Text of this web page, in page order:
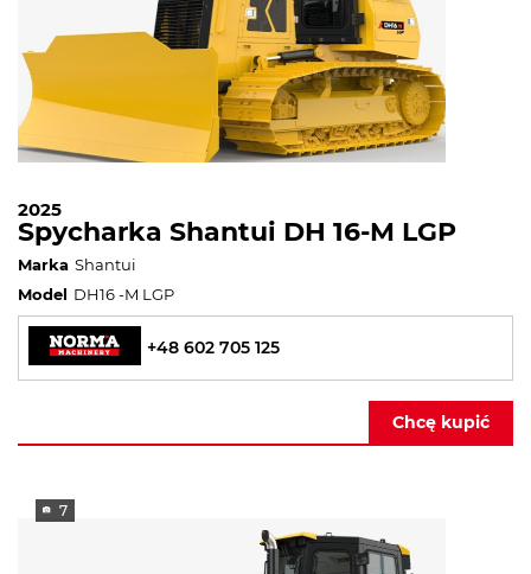
2025
Spycharka Shantui DH 16-M LGP
Marka Shantui
Model DH16 -M LGP
+48 602 705 125
Chcę kupić
7